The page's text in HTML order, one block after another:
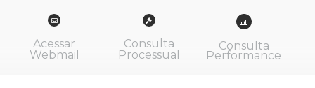
Acessar
Webmail
Consulta
Processual
Consulta
Performance